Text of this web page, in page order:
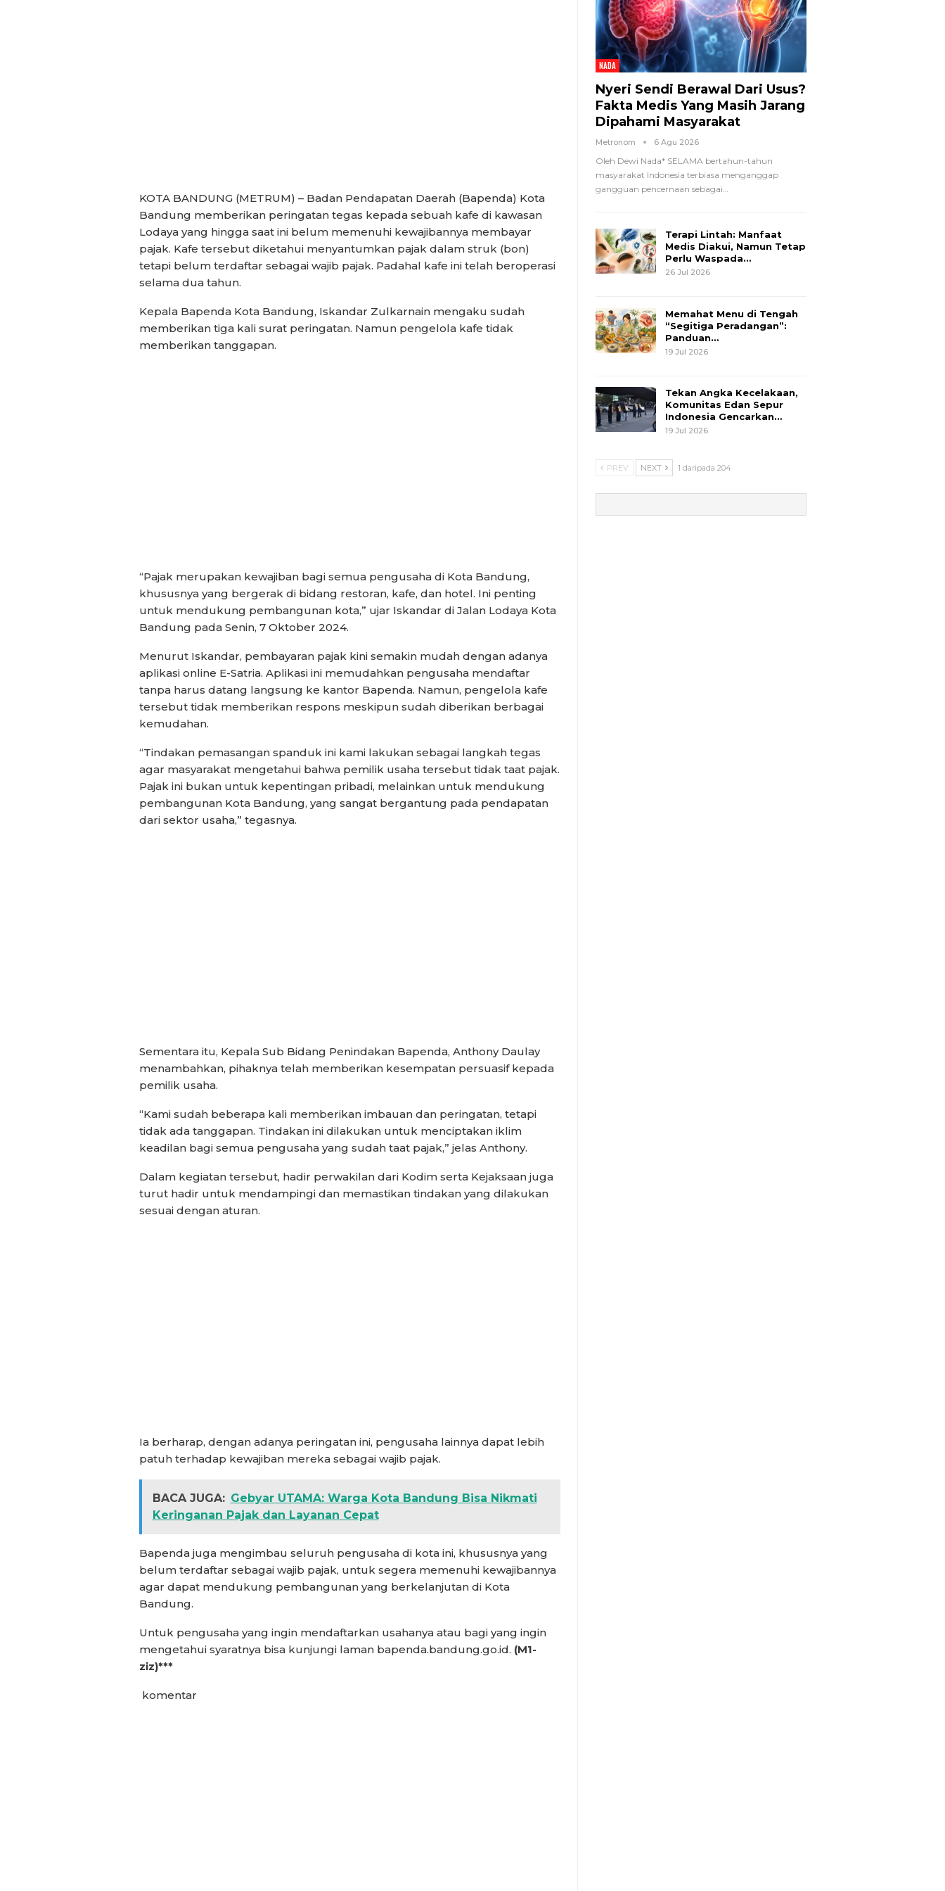
KOTA BANDUNG (METRUM) – Badan Pendapatan Daerah (Bapenda) Kota
Bandung memberikan peringatan tegas kepada sebuah kafe di kawasan
Lodaya yang hingga saat ini belum memenuhi kewajibannya membayar
pajak. Kafe tersebut diketahui menyantumkan pajak dalam struk (bon)
tetapi belum terdaftar sebagai wajib pajak. Padahal kafe ini telah beroperasi
selama dua tahun.
Kepala Bapenda Kota Bandung, Iskandar Zulkarnain mengaku sudah
memberikan tiga kali surat peringatan. Namun pengelola kafe tidak
memberikan tanggapan.
“Pajak merupakan kewajiban bagi semua pengusaha di Kota Bandung,
khususnya yang bergerak di bidang restoran, kafe, dan hotel. Ini penting
untuk mendukung pembangunan kota,” ujar Iskandar di Jalan Lodaya Kota
Bandung pada Senin, 7 Oktober 2024.
Menurut Iskandar, pembayaran pajak kini semakin mudah dengan adanya
aplikasi online E-Satria. Aplikasi ini memudahkan pengusaha mendaftar
tanpa harus datang langsung ke kantor Bapenda. Namun, pengelola kafe
tersebut tidak memberikan respons meskipun sudah diberikan berbagai
kemudahan.
“Tindakan pemasangan spanduk ini kami lakukan sebagai langkah tegas
agar masyarakat mengetahui bahwa pemilik usaha tersebut tidak taat pajak.
Pajak ini bukan untuk kepentingan pribadi, melainkan untuk mendukung
pembangunan Kota Bandung, yang sangat bergantung pada pendapatan
dari sektor usaha,” tegasnya.
Sementara itu, Kepala Sub Bidang Penindakan Bapenda, Anthony Daulay
menambahkan, pihaknya telah memberikan kesempatan persuasif kepada
pemilik usaha.
“Kami sudah beberapa kali memberikan imbauan dan peringatan, tetapi
tidak ada tanggapan. Tindakan ini dilakukan untuk menciptakan iklim
keadilan bagi semua pengusaha yang sudah taat pajak,” jelas Anthony.
Dalam kegiatan tersebut, hadir perwakilan dari Kodim serta Kejaksaan juga
turut hadir untuk mendampingi dan memastikan tindakan yang dilakukan
sesuai dengan aturan.
Ia berharap, dengan adanya peringatan ini, pengusaha lainnya dapat lebih
patuh terhadap kewajiban mereka sebagai wajib pajak.
BACA JUGA: Gebyar UTAMA: Warga Kota Bandung Bisa Nikmati
Keringanan Pajak dan Layanan Cepat
Bapenda juga mengimbau seluruh pengusaha di kota ini, khususnya yang
belum terdaftar sebagai wajib pajak, untuk segera memenuhi kewajibannya
agar dapat mendukung pembangunan yang berkelanjutan di Kota
Bandung.
Untuk pengusaha yang ingin mendaftarkan usahanya atau bagi yang ingin
mengetahui syaratnya bisa kunjungi laman bapenda.bandung.go.id. (M1-
ziz)***
komentar
NADA
Nyeri Sendi Berawal Dari Usus?
Fakta Medis Yang Masih Jarang
Dipahami Masyarakat
Metronom 6 Agu 2026
Oleh Dewi Nada* SELAMA bertahun-tahun
masyarakat Indonesia terbiasa menganggap
gangguan pencernaan sebagai…
Terapi Lintah: Manfaat
Medis Diakui, Namun Tetap
Perlu Waspada…
26 Jul 2026
Memahat Menu di Tengah
“Segitiga Peradangan”:
Panduan…
19 Jul 2026
Tekan Angka Kecelakaan,
Komunitas Edan Sepur
Indonesia Gencarkan…
19 Jul 2026
PREV NEXT 1 daripada 204